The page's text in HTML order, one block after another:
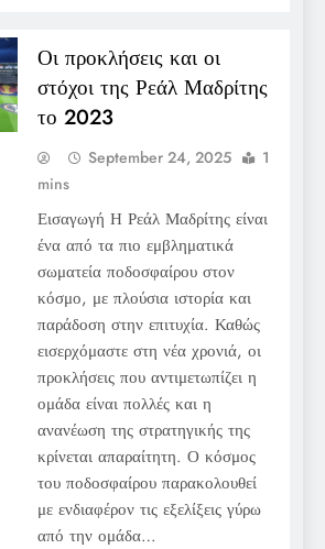
Οι προκλήσεις και οι
στόχοι της Ρεάλ Μαδρίτης
το 2023
September 24, 2025
1
mins
Εισαγωγή Η Ρεάλ Μαδρίτης είναι
ένα από τα πιο εμβληματικά
σωματεία ποδοσφαίρου στον
κόσμο, με πλούσια ιστορία και
παράδοση στην επιτυχία. Καθώς
εισερχόμαστε στη νέα χρονιά, οι
προκλήσεις που αντιμετωπίζει η
ομάδα είναι πολλές και η
ανανέωση της στρατηγικής της
κρίνεται απαραίτητη. Ο κόσμος
του ποδοσφαίρου παρακολουθεί
με ενδιαφέρον τις εξελίξεις γύρω
από την ομάδα…